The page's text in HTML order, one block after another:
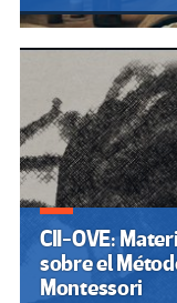
CII-OVE:
sobre el
Montessori